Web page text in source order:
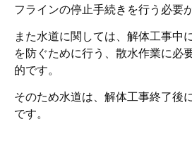
フラインの停止手続きを行う必要
また水道に関しては、解体工事中
を防ぐために行う、散水作業に必
的です。
そのため水道は、解体工事終了後
です。